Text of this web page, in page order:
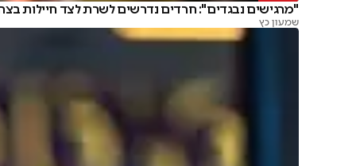
"מרגישים נבגדים": חרדים נדרשים לשרת לצד חיילות
שמעון כץ